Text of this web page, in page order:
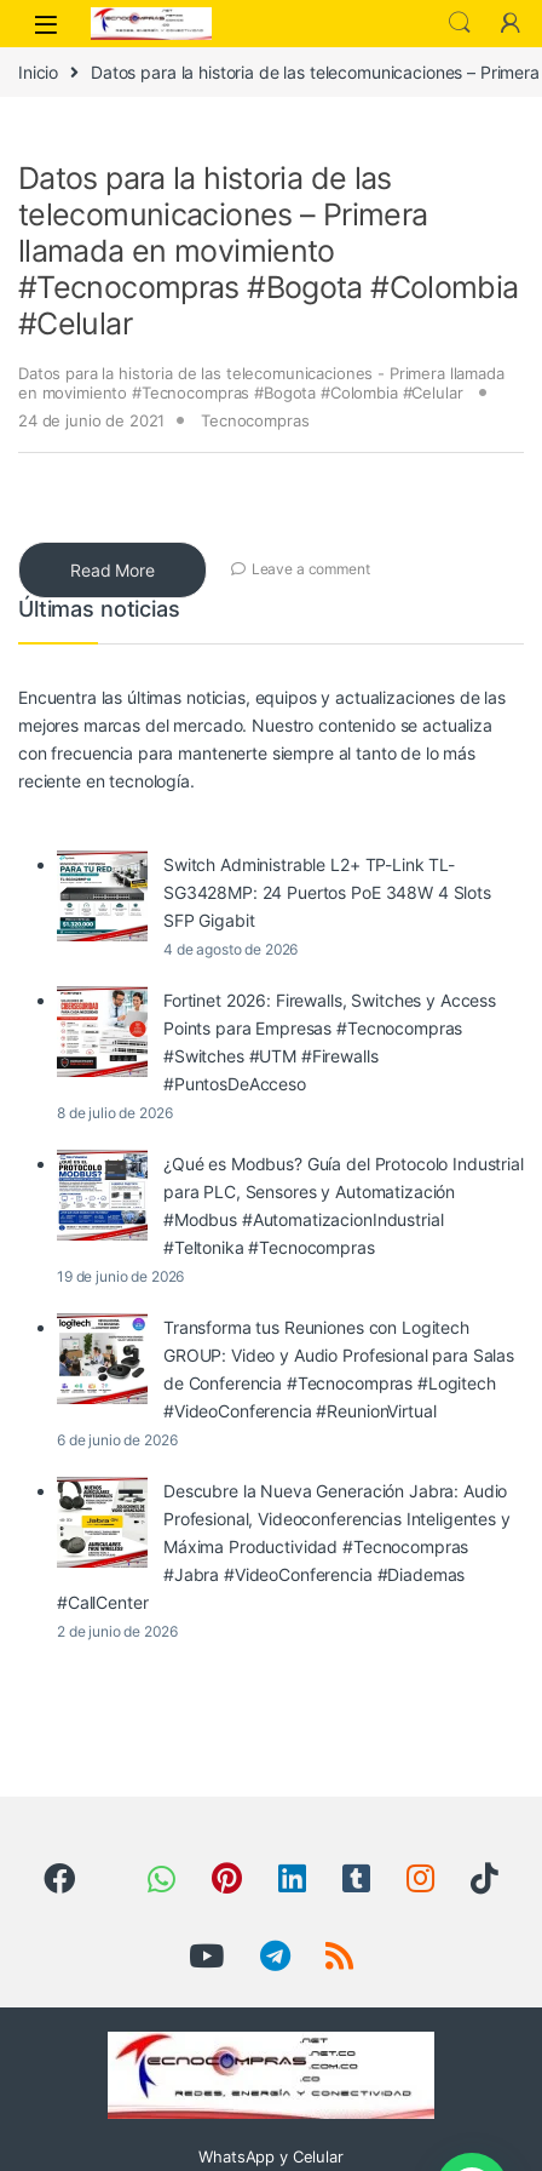
Inicio Datos para la historia de las telecomunicaciones –
Datos para la historia de las
telecomunicaciones – Primera
llamada en movimiento
#Tecnocompras #Bogota #Colombia
#Celular
Datos para la historia de las telecomunicaciones - Primera llamada
en movimiento #Tecnocompras #Bogota #Colombia #Celular
24 de junio de 2021
Tecnocompras
Read More Leave a comment
Últimas noticias
Encuentra las últimas noticias, equipos y actualizaciones de las
mejores marcas del mercado. Nuestro contenido se actualiza
con frecuencia para mantenerte siempre al tanto de lo más
reciente en tecnología.
Switch Administrable L2+ TP-Link TL-
SG3428MP: 24 Puertos PoE 348W 4 Slots
SFP Gigabit
4 de agosto de 2026
Fortinet 2026: Firewalls, Switches y Access
Points para Empresas #Tecnocompras
#Switches #UTM #Firewalls
#PuntosDeAcceso
8 de julio de 2026
¿Qué es Modbus? Guía del Protocolo Industrial
para PLC, Sensores y Automatización
#Modbus #AutomatizacionIndustrial
#Teltonika #Tecnocompras
19 de junio de 2026
Transforma tus Reuniones con Logitech
GROUP: Video y Audio Profesional para Salas
de Conferencia #Tecnocompras #Logitech
#VideoConferencia #ReunionVirtual
6 de junio de 2026
Descubre la Nueva Generación Jabra: Audio
Profesional, Videoconferencias Inteligentes y
Máxima Productividad #Tecnocompras
#Jabra #VideoConferencia #Diademas
#CallCenter
2 de junio de 2026
WhatsApp y Celular